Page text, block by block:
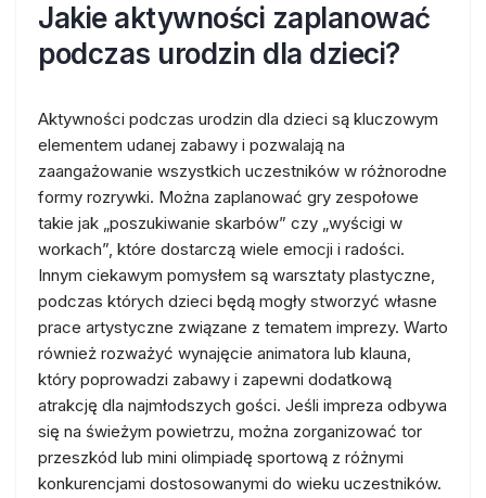
Jakie aktywności zaplanować
podczas urodzin dla dzieci?
Aktywności podczas urodzin dla dzieci są kluczowym
elementem udanej zabawy i pozwalają na
zaangażowanie wszystkich uczestników w różnorodne
formy rozrywki. Można zaplanować gry zespołowe
takie jak „poszukiwanie skarbów” czy „wyścigi w
workach”, które dostarczą wiele emocji i radości.
Innym ciekawym pomysłem są warsztaty plastyczne,
podczas których dzieci będą mogły stworzyć własne
prace artystyczne związane z tematem imprezy. Warto
również rozważyć wynajęcie animatora lub klauna,
który poprowadzi zabawy i zapewni dodatkową
atrakcję dla najmłodszych gości. Jeśli impreza odbywa
się na świeżym powietrzu, można zorganizować tor
przeszkód lub mini olimpiadę sportową z różnymi
konkurencjami dostosowanymi do wieku uczestników.